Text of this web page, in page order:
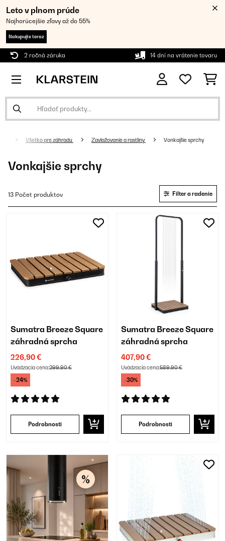
Leto v plnom prúde
Najhorúcejšie zľavy až do 55%
Nakupujte teraz
2 ročná záruka 14 dní na vrátenie tovaru
Všetko pre záhradu Zavlažovanie a rastliny Vonkajšie sprchy
Vonkajšie sprchy
13 Počet produktov Filter a radenie
Sumatra Breeze Square
záhradná sprcha
226,90 €
Uvádzacia cena:299,90 €
-24%
Podrobnosti
Sumatra Breeze Square
záhradná sprcha
407,90 €
Uvádzacia cena:589,90 €
-30%
Podrobnosti